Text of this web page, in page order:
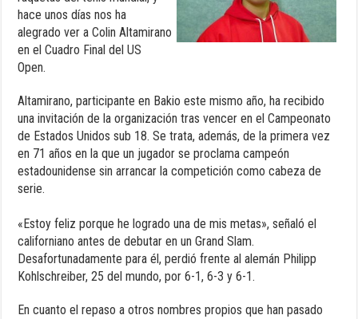
hace unos días nos ha
alegrado ver a Colin Altamirano
en el Cuadro Final del US
Open.
Altamirano, participante en Bakio este mismo año, ha recibido
una invitación de la organización tras vencer en el Campeonato
de Estados Unidos sub 18. Se trata, además, de la primera vez
en 71 años en la que un jugador se proclama campeón
estadounidense sin arrancar la competición como cabeza de
serie.
«Estoy feliz porque he logrado una de mis metas», señaló el
californiano antes de debutar en un Grand Slam.
Desafortunadamente para él, perdió frente al alemán Philipp
Kohlschreiber, 25 del mundo, por 6-1, 6-3 y 6-1.
En cuanto el repaso a otros nombres propios que han pasado